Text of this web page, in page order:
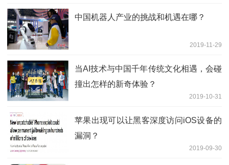
中国机器人产业的挑战和机遇在哪？
2019-11-29
当AI技术与中国千年传统文化相遇，会碰
撞出怎样的新奇体验？
2019-10-31
苹果出现可以让黑客深度访问iOS设备的
漏洞？
2019-09-30